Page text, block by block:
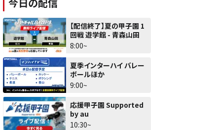
【配信終了】夏の甲子園 1
回戦 遊学館 - 青森山田
8:00~
夏季インターハイ バレー
ボールほか
9:00~
応援甲子園 Supported
by au
10:30~